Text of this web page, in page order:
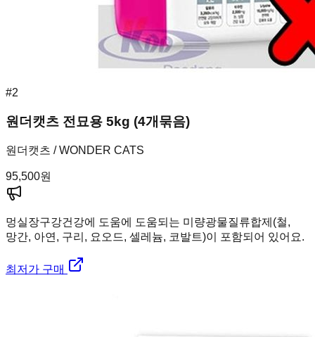
#2
원더캣츠 전묘용 5kg (4개묶음)
원더캣츠 / WONDER CATS
95,500원
멍실장구강건강에 도움에 도움되는 미량광물질류합제(철,
망간, 아연, 구리, 요오드, 셀레늄, 코발트)이 포함되어 있어요.
최저가 구매